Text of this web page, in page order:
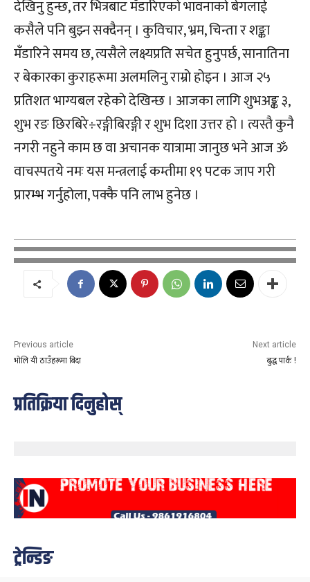
देखिनु हुन्छ, तर भित्रबाट मँडारिएको भावनाको बेगलाई
कसैले पनि बुझ्न सक्दैनन् । कुविचार, भ्रम, चिन्ता र शङ्का
मँडारिने समय छ, त्यसैले लक्ष्यप्रति सचेत हुनुपर्छ, सानातिना
र बेकारका कुराहरूमा अलमलिनु राम्रो होइन । आज २५
प्रतिशत भाग्यबल रहेको देखिन्छ । आजका लागि शुभअङ्क ३,
शुभ रङ छिरबिरे÷रङ्गीबिरङ्गी र शुभ दिशा उत्तर हो । त्यस्तै कुनै
नगरी नहुने काम छ वा अचानक यात्रामा जानुछ भने आज ॐ
वाचस्पतये नमः यस मन्त्रलाई कम्तीमा १९ पटक जाप गरी
प्रारम्भ गर्नुहोला, पक्कै पनि लाभ हुनेछ ।
Previous article
भोलि यी ठाउँहरूमा बिदा
Next article
बुद्ध पार्क !
प्रतिक्रिया दिनुहोस्
ट्रेन्डिङ